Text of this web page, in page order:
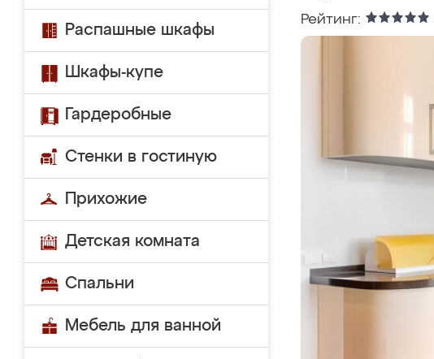
Распашные шкафы
Шкафы-купе
Гардеробные
Стенки в гостиную
Прихожие
Детская комната
Спальни
Мебель для ванной
Рейтинг: